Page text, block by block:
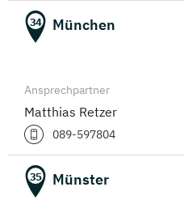
34 München
Ansprechpartner
Matthias Retzer
089-597804
35 Münster